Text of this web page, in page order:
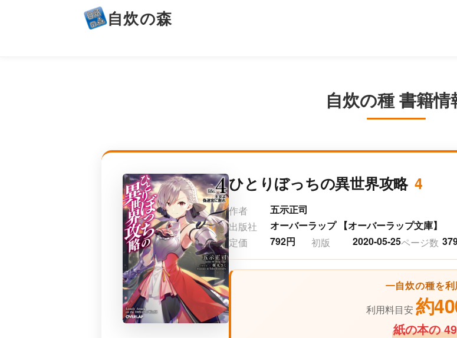
自炊の森
自炊の種 書籍情
ひとりぼっちの異世界攻略 4
作者
五示正司
出版社
オーバーラップ 【オーバーラップ文庫】
定価
792円 初版 2020-05-25ページ数
自炊の種を
利用料目安約
紙の本の